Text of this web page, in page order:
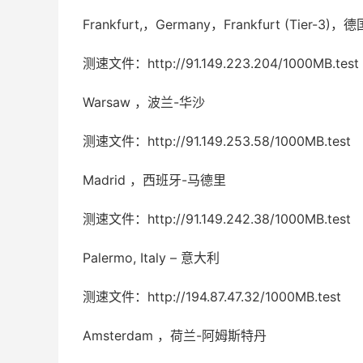
Frankfurt,，Germany，Frankfurt (Tier-3)，德
测速文件：http://91.149.223.204/1000MB.test
Warsaw ，波兰-华沙
测速文件：http://91.149.253.58/1000MB.test
Madrid ，西班牙-马德里
测速文件：http://91.149.242.38/1000MB.test
Palermo, Italy – 意大利
测速文件：http://194.87.47.32/1000MB.test
Amsterdam ，荷兰-阿姆斯特丹